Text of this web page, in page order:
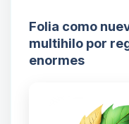
Folia como
multihilo por
enormes